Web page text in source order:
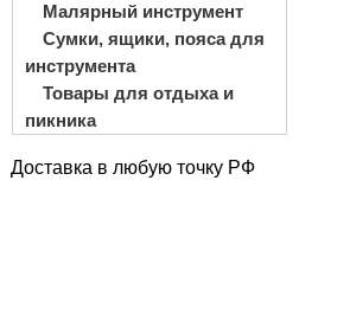
Малярный инструмент
Сумки, ящики, пояса для
инструмента
Товары для отдыха и
пикника
Доставка в любую точку РФ